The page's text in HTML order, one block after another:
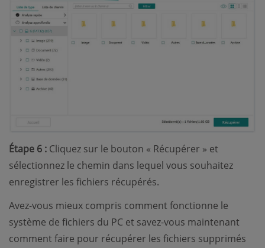
Étape 6 : Cliquez sur le bouton « Récupérer » et
sélectionnez le chemin dans lequel vous souhaitez
enregistrer les fichiers récupérés.
Avez-vous mieux compris comment fonctionne le
système de fichiers du PC et savez-vous maintenant
comment faire pour récupérer les fichiers supprimés